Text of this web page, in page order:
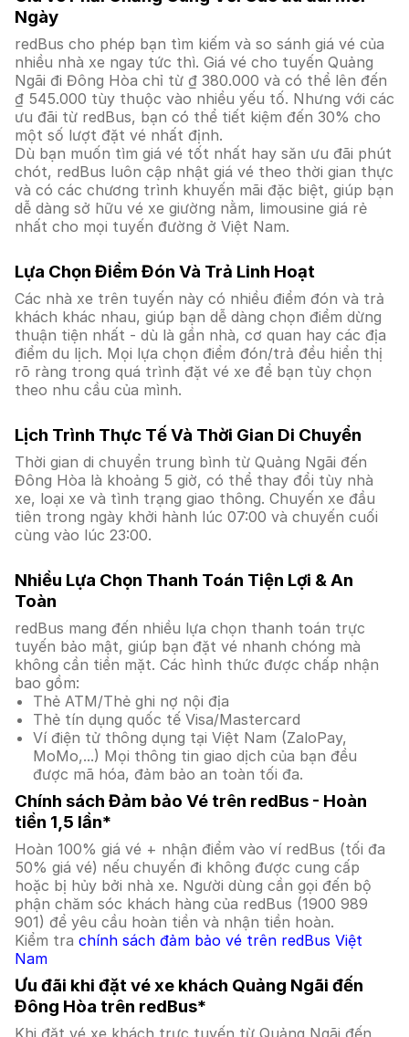
Ngày
redBus cho phép bạn tìm kiếm và so sánh giá vé của
nhiều nhà xe ngay tức thì. Giá vé cho tuyến Quảng
Ngãi đi Đông Hòa chỉ từ ₫ 380.000 và có thể lên đến
₫ 545.000 tùy thuộc vào nhiều yếu tố. Nhưng với các
ưu đãi từ redBus, bạn có thể tiết kiệm đến 30% cho
một số lượt đặt vé nhất định.
Dù bạn muốn tìm giá vé tốt nhất hay săn ưu đãi phút
chót, redBus luôn cập nhật giá vé theo thời gian thực
và có các chương trình khuyến mãi đặc biệt, giúp bạn
dễ dàng sở hữu vé xe giường nằm, limousine giá rẻ
nhất cho mọi tuyến đường ở Việt Nam.
Lựa Chọn Điểm Đón Và Trả Linh Hoạt
Các nhà xe trên tuyến này có nhiều điểm đón và trả
khách khác nhau, giúp bạn dễ dàng chọn điểm dừng
thuận tiện nhất - dù là gần nhà, cơ quan hay các địa
điểm du lịch. Mọi lựa chọn điểm đón/trả đều hiển thị
rõ ràng trong quá trình đặt vé xe để bạn tùy chọn
theo nhu cầu của mình.
Lịch Trình Thực Tế Và Thời Gian Di Chuyển
Thời gian di chuyển trung bình từ Quảng Ngãi đến
Đông Hòa là khoảng 5 giờ, có thể thay đổi tùy nhà
xe, loại xe và tình trạng giao thông. Chuyến xe đầu
tiên trong ngày khởi hành lúc 07:00 và chuyến cuối
cùng vào lúc 23:00.
Nhiều Lựa Chọn Thanh Toán Tiện Lợi & An
Toàn
redBus mang đến nhiều lựa chọn thanh toán trực
tuyến bảo mật, giúp bạn đặt vé nhanh chóng mà
không cần tiền mặt. Các hình thức được chấp nhận
bao gồm:
Thẻ ATM/Thẻ ghi nợ nội địa
Thẻ tín dụng quốc tế Visa/Mastercard
Ví điện tử thông dụng tại Việt Nam (ZaloPay,
MoMo,...) Mọi thông tin giao dịch của bạn đều
được mã hóa, đảm bảo an toàn tối đa.
Chính sách Đảm bảo Vé trên redBus - Hoàn
tiền 1,5 lần*
Hoàn 100% giá vé + nhận điểm vào ví redBus (tối đa
50% giá vé) nếu chuyến đi không được cung cấp
hoặc bị hủy bởi nhà xe. Người dùng cần gọi đến bộ
phận chăm sóc khách hàng của redBus (1900 989
901) để yêu cầu hoàn tiền và nhận tiền hoàn.
Kiểm tra chính sách đảm bảo vé trên redBus Việt
Nam
Ưu đãi khi đặt vé xe khách Quảng Ngãi đến
Đông Hòa trên redBus*
Khi đặt vé xe khách trực tuyến từ Quảng Ngãi đến